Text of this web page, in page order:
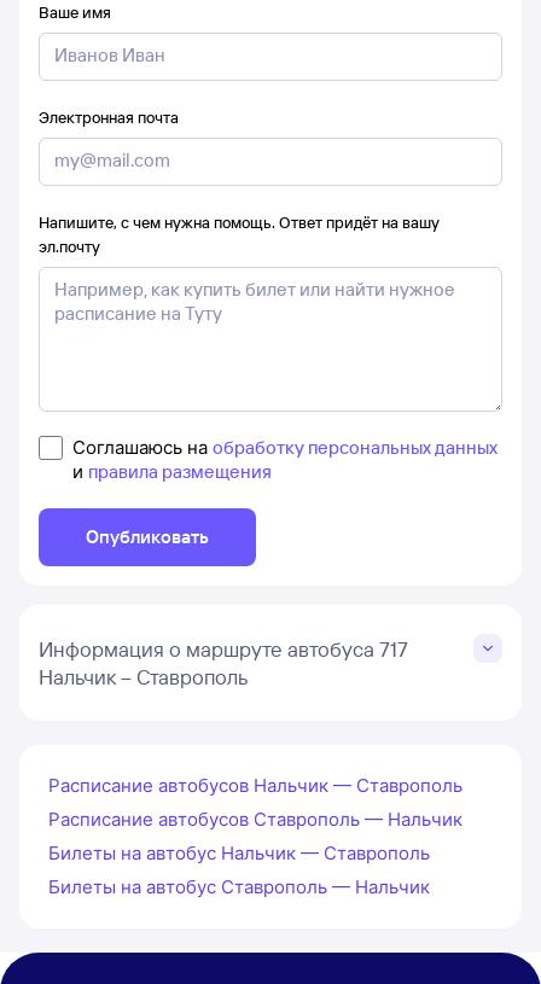
Ваше имя
Электронная почта
Напишите, с чем нужна помощь. Ответ придёт на вашу
эл.почту
Соглашаюсь на обработку персональных данных
и правила размещения
Опубликовать
Информация о маршруте автобуса 717
Нальчик – Ставрополь
Расписание автобусов Нальчик — Ставрополь
Расписание автобусов Ставрополь — Нальчик
Билеты на автобус Нальчик — Ставрополь
Билеты на автобус Ставрополь — Нальчик